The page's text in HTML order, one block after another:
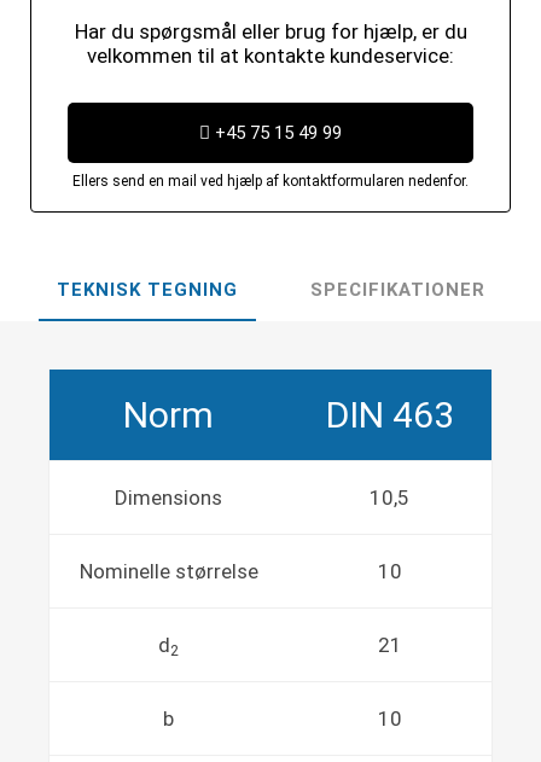
Har du spørgsmål eller brug for hjælp, er du
velkommen til at kontakte kundeservice:
+45 75 15 49 99
Ellers send en mail ved hjælp af kontaktformularen nedenfor.
TEKNISK TEGNING SPECIFIKATIONER
Norm DIN 463
Dimensions 10,5
Nominelle størrelse 10
d2 21
b 10